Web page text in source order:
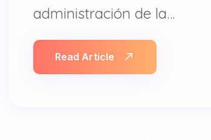
administración de la…
Read Article